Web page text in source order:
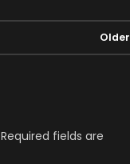
Older
Required fields are